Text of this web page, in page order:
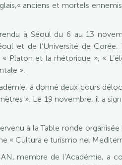
anciens et mortels
à Séoul du 6 au 13
et de l’Université de
Platon et la rhétorique », «
».
a donné deux cours
». Le 19 novembre, il a
à la Table ronde
« Cultura e turismo nel
membre de l’Académie, a